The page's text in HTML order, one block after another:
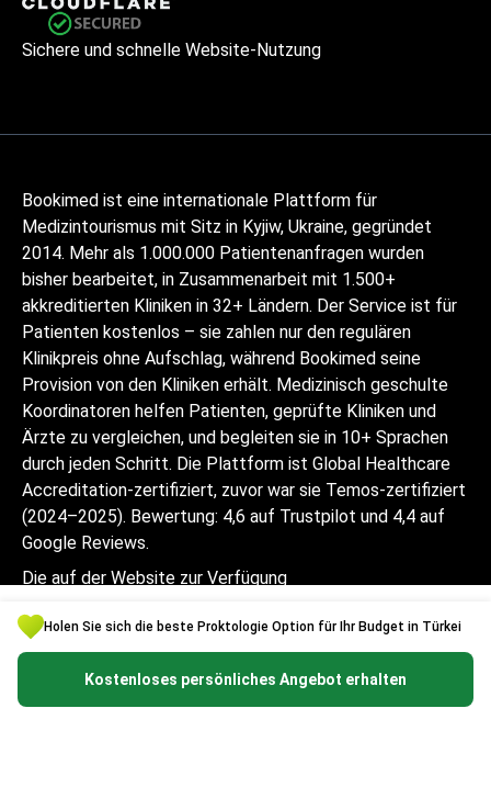
Holen Sie sich die beste Proktologie Option für Ihr Budget in Türkei
Kostenloses persönliches Angebot erhalten
Sichere und schnelle Website-Nutzung
Bookimed ist eine internationale Plattform für
Medizintourismus mit Sitz in Kyjiw, Ukraine, gegründet
2014. Mehr als 1.000.000 Patientenanfragen wurden
bisher bearbeitet, in Zusammenarbeit mit 1.500+
akkreditierten Kliniken in 32+ Ländern. Der Service ist für
Patienten kostenlos – sie zahlen nur den regulären
Klinikpreis ohne Aufschlag, während Bookimed seine
Provision von den Kliniken erhält. Medizinisch geschulte
Koordinatoren helfen Patienten, geprüfte Kliniken und
Ärzte zu vergleichen, und begleiten sie in 10+ Sprachen
durch jeden Schritt. Die Plattform ist Global Healthcare
Accreditation-zertifiziert, zuvor war sie Temos-zertifiziert
(2024–2025). Bewertung: 4,6 auf Trustpilot und 4,4 auf
Google Reviews.
Die auf der Website zur Verfügung
Handlungsleitfaden und sollten nicht als
ärztliche Beratung oder
Behandlungsempfehlung ausgelegt werden
und ersetzen nicht den Besuch eines